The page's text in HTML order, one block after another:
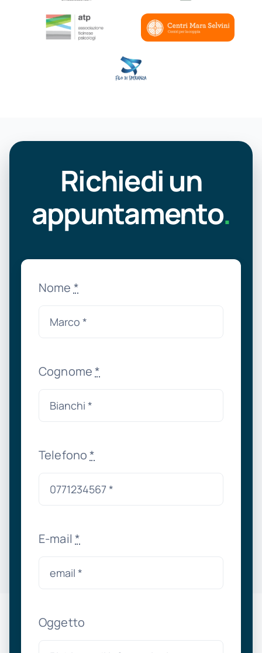
Richiedi un
appuntamento.
Nome *
Cognome*
Telefono*
E-mail*
Oggetto